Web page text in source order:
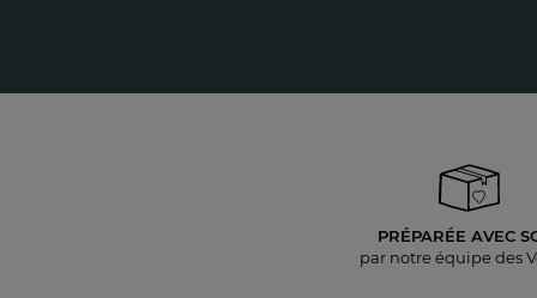
PRÉPARÉE AVEC
par notre équipe des